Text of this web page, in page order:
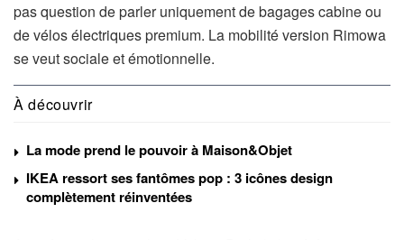
pas question de parler uniquement de bagages cabine ou
de vélos électriques premium. La mobilité version Rimowa
se veut sociale et émotionnelle.
À découvrir
La mode prend le pouvoir à Maison&Objet
IKEA ressort ses fantômes pop : 3 icônes design
complètement réinventées